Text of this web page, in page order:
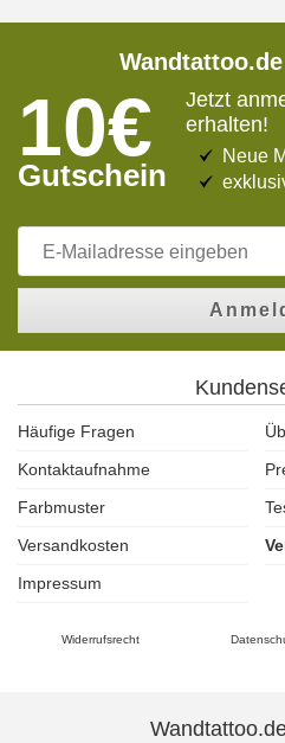
10€
Gutschein
Jetzt
erhalten!
Neue
Häufige Fragen
Kontaktaufnahme
Farbmuster
Versandkosten
Impressum
Widerrufsrecht